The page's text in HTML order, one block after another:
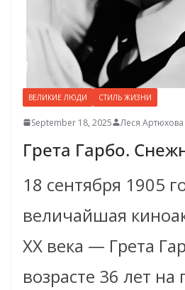
ВЕЛИКИЕ ЛЮДИ СТИЛЬ ЖИЗНИ
September 18, 2025 Леся Артюхова
Грета Гарбо.
18 сентября 1905
величайшая
ХХ века — Грета
возрасте 36 лет на